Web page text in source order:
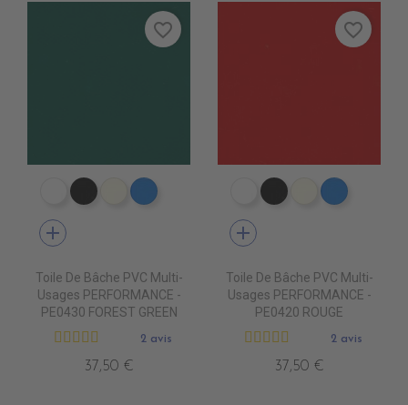
PE0400 BLANC
PE0440 NOIR
PE0490 IVOIRE
PE0410 BLEU ROYAL
add
Toile De Bâche PVC Multi-
Usages PERFORMANCE -
PE0430 FOREST GREEN
2 avis
37,50 €
favorite_border
PE0400 BLANC
PE0440 NOIR
PE0490PE0410
add
Toile De Bâche PVC Multi-
Usages PERFORMANCE -
PE0420 ROUGE
2 avis
37,50 €
favorite_border